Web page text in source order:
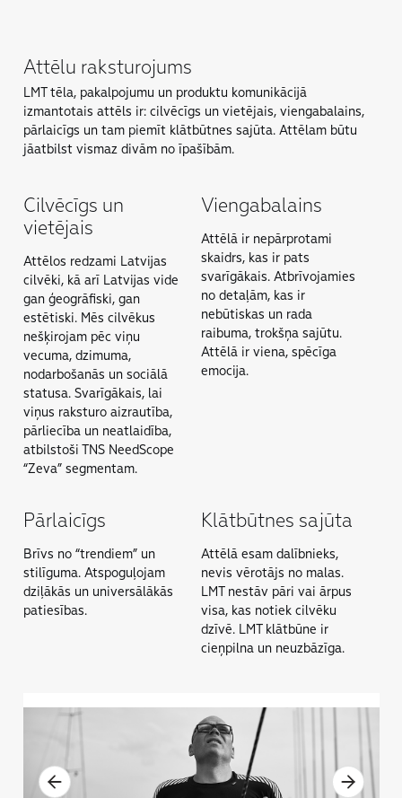
Attēlu raksturojums
LMT tēla, pakalpojumu un produktu komunikācijā
izmantotais attēls ir: cilvēcīgs un vietējais, viengabalains,
pārlaicīgs un tam piemīt klātbūtnes sajūta. Attēlam būtu
jāatbilst vismaz divām no īpašībām.
Cilvēcīgs un
vietējais
Attēlos redzami Latvĳas
cilvēki, kā arī Latvijas vide
gan ģeogrāfiski, gan
estētiski. Mēs cilvēkus
nešķirojam pēc viņu
vecuma, dzimuma,
nodarbošanās un sociālā
statusa. Svarīgākais, lai
viņus raksturo aizrautība,
pārliecība un neatlaidība,
atbilstoši TNS NeedScope
“Zeva” segmentam.
Viengabalains
Attēlā ir nepārprotami
skaidrs, kas ir pats
svarīgākais. Atbrīvojamies
no detaļām, kas ir
nebūtiskas un rada
raibuma, trokšņa sajūtu.
Attēlā ir viena, spēcīga
emocĳa.
Pārlaicīgs
Brīvs no “trendiem” un
stilīguma. Atspoguļojam
dziļākās un universālākās
patiesības.
Klātbūtnes sajūta
Attēlā esam dalībnieks,
nevis vērotājs no malas.
LMT nestāv pāri vai ārpus
visa, kas notiek cilvēku
dzīvē. LMT klātbūne ir
cieņpilna un neuzbāzīga.